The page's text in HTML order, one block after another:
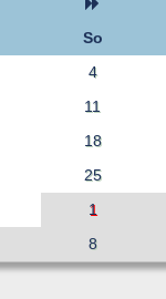
So
4
11
18
25
1
8